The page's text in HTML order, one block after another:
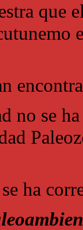
que
no se
ha